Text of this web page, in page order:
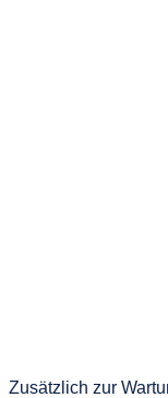
Zusätzlich zur